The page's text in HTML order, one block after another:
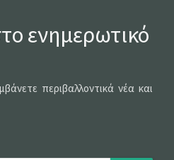
ενημερωτικό
περιβαλλοντικά νέα και